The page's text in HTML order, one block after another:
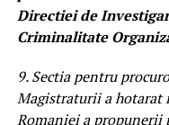
Directiei de
Criminalitate
9. Sectia pentru
Magistraturii a hotarat
Romaniei a